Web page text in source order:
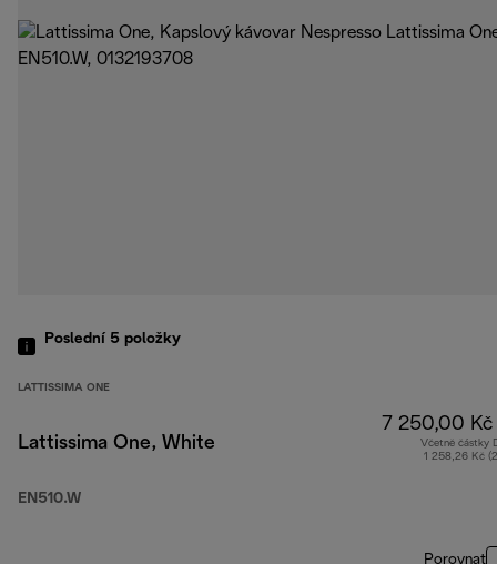
Poslední 5 položky
LATTISSIMA ONE
Lattissima One, White
EN510.W
7 250,00 Kč
Včetně částky
1 258,26 Kč
Porovnat